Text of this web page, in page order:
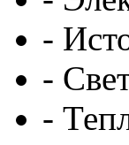
-
-
-